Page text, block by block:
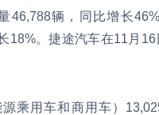
46,788辆，同比增长
18%。捷途汽车在11月
乘用车和商用车）